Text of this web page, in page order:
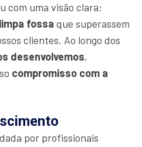
com uma visão clara:
fossa que superassem
clientes. Ao longo dos
desenvolvemos,
compromisso com a
por profissionais